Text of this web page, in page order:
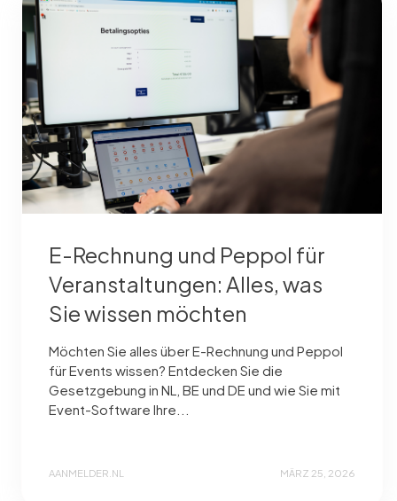
E-Rechnung und Peppol für
Veranstaltungen: Alles, was
Sie wissen möchten
Möchten Sie alles über E-Rechnung und Peppol
für Events wissen? Entdecken Sie die
Gesetzgebung in NL, BE und DE und wie Sie mit
Event-Software Ihre...
AANMELDER.NL MÄRZ 25, 2026